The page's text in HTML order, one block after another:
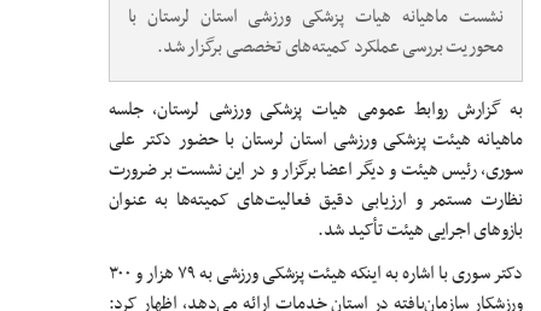
نشست ماهیانه هیات پزشکی ورزشی استان لرستان با
محوریت بررسی عملکرد کمیته‌های تخصصی برگزار شد.
به گزارش روابط عمومی هیات پزشکی ورزشی لرستان، جلسه
ماهیانه هیئت پزشکی ورزشی استان لرستان با حضور دکتر علی
سوری، رئیس هیئت و دیگر اعضا برگزار و در این نشست بر ضرورت
نظارت مستمر و ارزیابی دقیق فعالیت‌های کمیته‌ها به عنوان
بازوهای اجرایی هیئت تأکید شد.
دکتر سوری با اشاره به اینکه هیئت پزشکی ورزشی به ۷۹ هزار و ۳۰۰
ورزشکار سازمان‌یافته در استان خدمات ارائه می‌دهد، اظهار کرد: